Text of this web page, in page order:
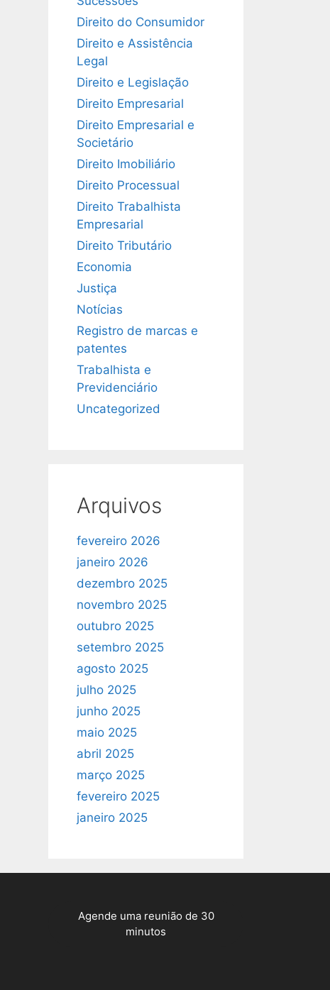
Direito do Consumidor
Direito e Assistência
Legal
Direito e Legislação
Direito Empresarial
Direito Empresarial e
Societário
Direito Imobiliário
Direito Processual
Direito Trabalhista
Empresarial
Direito Tributário
Economia
Justiça
Notícias
Registro de marcas e
patentes
Trabalhista e
Previdenciário
Uncategorized
Arquivos
fevereiro 2026
janeiro 2026
dezembro 2025
novembro 2025
outubro 2025
setembro 2025
agosto 2025
julho 2025
junho 2025
maio 2025
abril 2025
março 2025
fevereiro 2025
janeiro 2025
Agende uma reunião de 30
minutos